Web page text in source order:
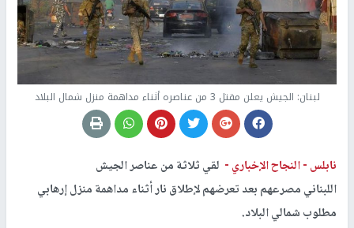
لبنان: الجيش يعلن مقتل 3 من عناصره أثناء مداهمة منزل شمال البلاد
نابلس -النجاح الإخباري - لقي ثلاثة من عناصر الجيش
اللبناني مصرعهم بعد تعرضهم لإطلاق نار أثناء مداهمة منزل إرهابي
مطلوب شمالي البلاد.